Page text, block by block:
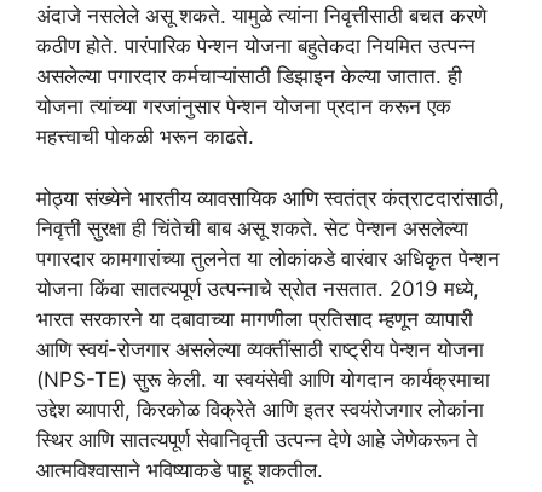
अंदाजे नसलेले असू शकते. यामुळे त्यांना निवृत्तीसाठी बचत करणे
कठीण होते. पारंपारिक पेन्शन योजना बहुतेकदा नियमित उत्पन्न
असलेल्या पगारदार कर्मचाऱ्यांसाठी डिझाइन केल्या जातात. ही
योजना त्यांच्या गरजांनुसार पेन्शन योजना प्रदान करून एक
महत्त्वाची पोकळी भरून काढते.
मोठ्या संख्येने भारतीय व्यावसायिक आणि स्वतंत्र कंत्राटदारांसाठी,
निवृत्ती सुरक्षा ही चिंतेची बाब असू शकते. सेट पेन्शन असलेल्या
पगारदार कामगारांच्या तुलनेत या लोकांकडे वारंवार अधिकृत पेन्शन
योजना किंवा सातत्यपूर्ण उत्पन्नाचे स्रोत नसतात. 2019 मध्ये,
भारत सरकारने या दबावाच्या मागणीला प्रतिसाद म्हणून व्यापारी
आणि स्वयं-रोजगार असलेल्या व्यक्तींसाठी राष्ट्रीय पेन्शन योजना
(NPS-TE) सुरू केली. या स्वयंसेवी आणि योगदान कार्यक्रमाचा
उद्देश व्यापारी, किरकोळ विक्रेते आणि इतर स्वयंरोजगार लोकांना
स्थिर आणि सातत्यपूर्ण सेवानिवृत्ती उत्पन्न देणे आहे जेणेकरून ते
आत्मविश्वासाने भविष्याकडे पाहू शकतील.